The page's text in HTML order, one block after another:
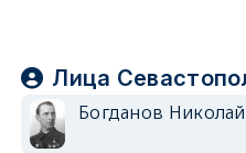
Лица
Богданов